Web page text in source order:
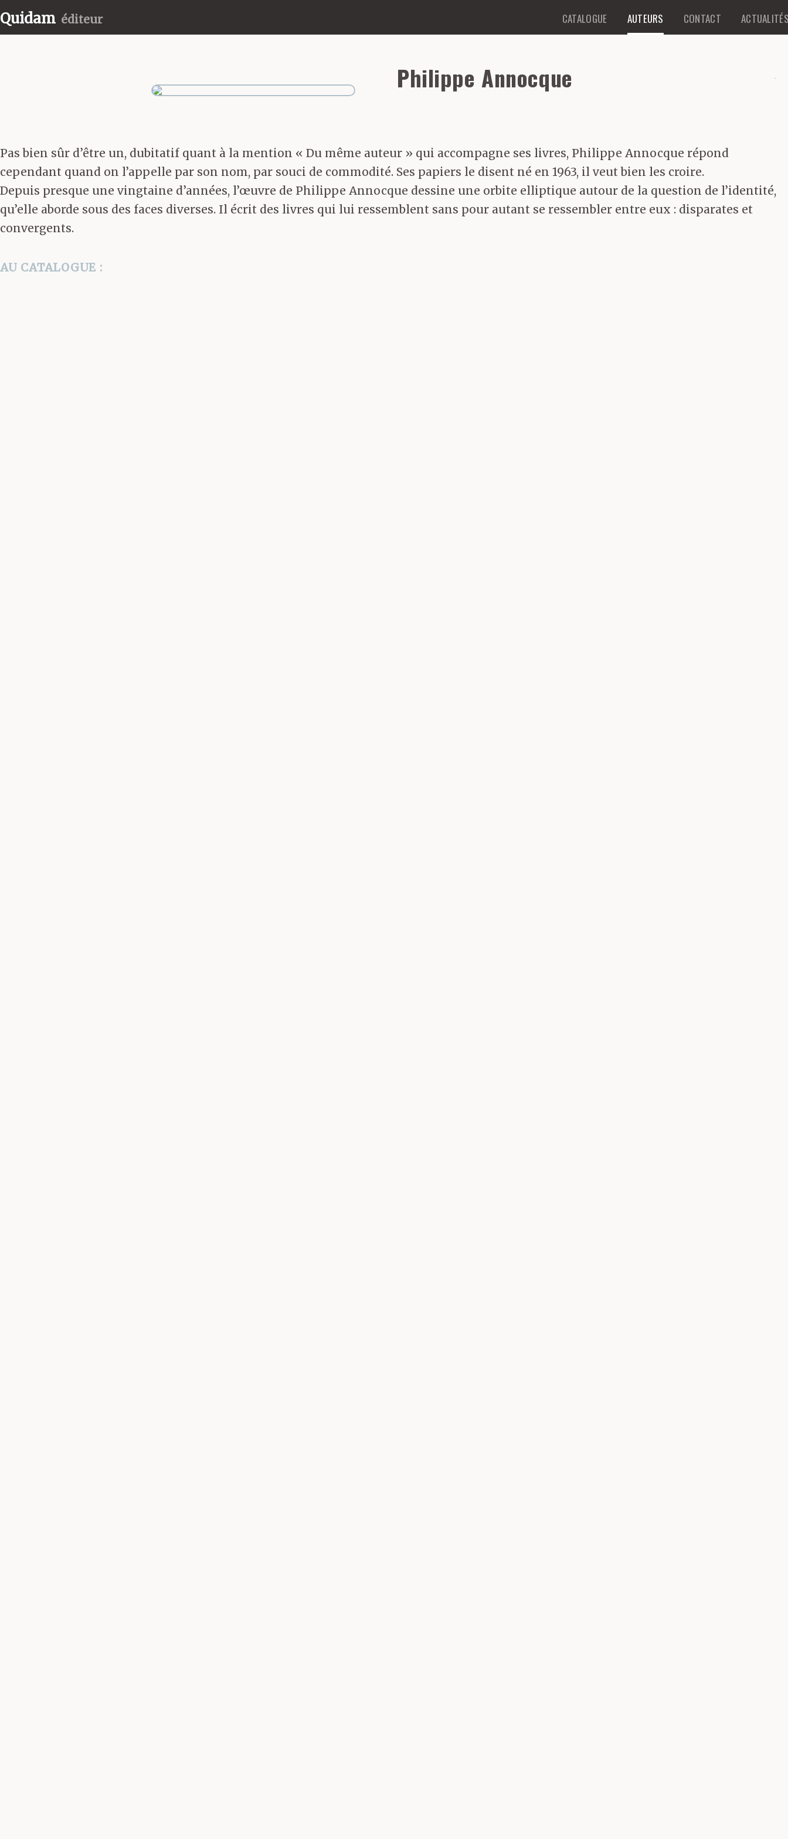
Quidam éditeur CATALOGUE AUTEURS CONTACT
Philippe Annocque
Pas bien sûr d’être un, dubitatif quant à la mention « Du même auteur » qui accompagne ses livres, Philippe Annocque répond
cependant quand on l’appelle par son nom, par souci de commodité. Ses papiers le disent né en 1963, il veut bien les croire.
Depuis presque une vingtaine d’années, l’œuvre de Philippe Annocque dessine une orbite elliptique autour de la question de l’identité,
qu’elle aborde sous des faces diverses. Il écrit des livres qui lui ressemblent sans pour autant se ressembler entre eux : disparates et
convergents.
AU CATALOGUE :